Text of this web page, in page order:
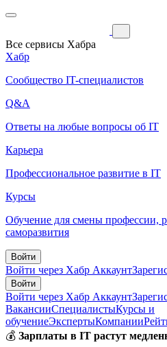
Все сервисы Хабра
Хабр
Сообщество IT-специалистов
Q&A
Ответы на любые вопросы об IT
Карьера
Профессиональное развитие в IT
Курсы
Обучение для смены профессии,
саморазвития
Войти
Войти через Хабр Аккаунт
Войти
Войти через Хабр Аккаунт
ВакансииСпециалистыКурсы и
обучениеЭкспертыКомпании
💰 Зарплаты в IT растут